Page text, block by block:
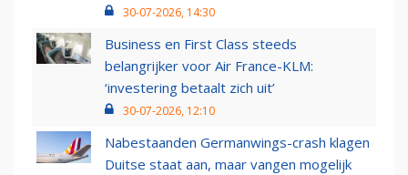
30-07-2026, 14:30
Business en First Class steeds
belangrijker voor Air France-KLM:
‘investering betaalt zich uit’
30-07-2026, 12:10
Nabestaanden Germanwings-crash klagen
Duitse staat aan, maar vangen mogelijk